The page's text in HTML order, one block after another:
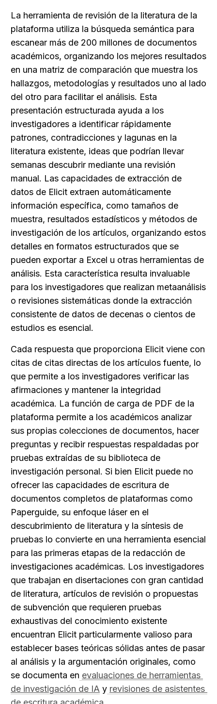
La herramienta de revisión de la literatura de la
plataforma utiliza la búsqueda semántica para
escanear más de 200 millones de documentos
académicos, organizando los mejores resultados
en una matriz de comparación que muestra los
hallazgos, metodologías y resultados uno al lado
del otro para facilitar el análisis. Esta
presentación estructurada ayuda a los
investigadores a identificar rápidamente
patrones, contradicciones y lagunas en la
literatura existente, ideas que podrían llevar
semanas descubrir mediante una revisión
manual. Las capacidades de extracción de
datos de Elicit extraen automáticamente
información específica, como tamaños de
muestra, resultados estadísticos y métodos de
investigación de los artículos, organizando estos
detalles en formatos estructurados que se
pueden exportar a Excel u otras herramientas de
análisis. Esta característica resulta invaluable
para los investigadores que realizan metaanálisis
o revisiones sistemáticas donde la extracción
consistente de datos de decenas o cientos de
estudios es esencial.
Cada respuesta que proporciona Elicit viene con
citas de citas directas de los artículos fuente, lo
que permite a los investigadores verificar las
afirmaciones y mantener la integridad
académica. La función de carga de PDF de la
plataforma permite a los académicos analizar
sus propias colecciones de documentos, hacer
preguntas y recibir respuestas respaldadas por
pruebas extraídas de su biblioteca de
investigación personal. Si bien Elicit puede no
ofrecer las capacidades de escritura de
documentos completos de plataformas como
Paperguide, su enfoque láser en el
descubrimiento de literatura y la síntesis de
pruebas lo convierte en una herramienta esencial
para las primeras etapas de la redacción de
investigaciones académicas. Los investigadores
que trabajan en disertaciones con gran cantidad
de literatura, artículos de revisión o propuestas
de subvención que requieren pruebas
exhaustivas del conocimiento existente
encuentran Elicit particularmente valioso para
establecer bases teóricas sólidas antes de pasar
al análisis y la argumentación originales, como
se documenta en evaluaciones de herramientas
de investigación de IA y revisiones de asistentes